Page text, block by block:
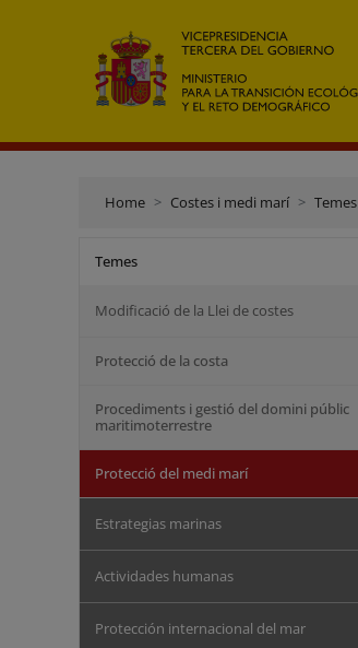
Home Costes i medi marí Temes
Temes
Modificació de la Llei de costes
Protecció de la costa
Procediments i gestió del domini públic
maritimoterrestre
Protecció del medi marí
Estrategias marinas
Actividades humanas
Protección internacional del mar